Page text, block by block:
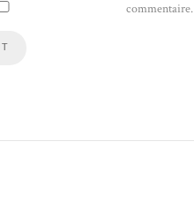
commentaire.